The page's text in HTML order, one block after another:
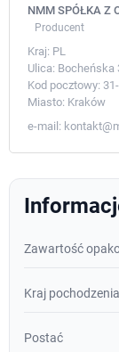
NMM SPÓŁKA Z
Producent
Kraj: PL
Ulica: Bocheńska
Kod pocztowy:
Miasto: Kraków
e-mail:
Zawartość
Kraj pochodzenia
Postać